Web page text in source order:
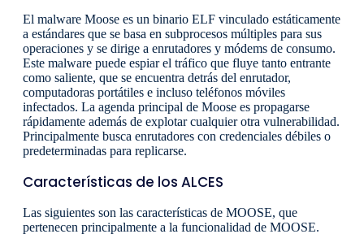
El malware Moose es un binario ELF vinculado estáticamente
a estándares que se basa en subprocesos múltiples para sus
operaciones y se dirige a enrutadores y módems de consumo.
Este malware puede espiar el tráfico que fluye tanto entrante
como saliente, que se encuentra detrás del enrutador,
computadoras portátiles e incluso teléfonos móviles
infectados. La agenda principal de Moose es propagarse
rápidamente además de explotar cualquier otra vulnerabilidad.
Principalmente busca enrutadores con credenciales débiles o
predeterminadas para replicarse.
Características de los ALCES
Las siguientes son las características de MOOSE, que
pertenecen principalmente a la funcionalidad de MOOSE.